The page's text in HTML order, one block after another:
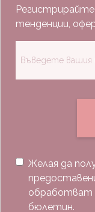
Регистрирайте
тенденции,
Желая да
обработват
бюлетин.